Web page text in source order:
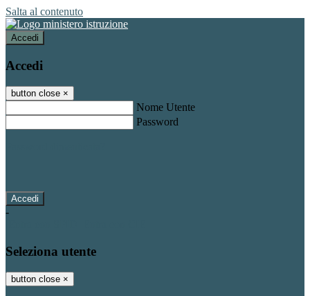
Salta al contenuto
Accedi
Accedi
button close ×
Nome Utente
Password
-
Seleziona utente
button close ×